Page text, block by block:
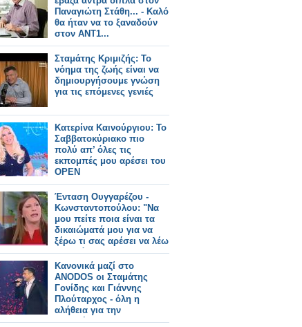
Παναγιώτη Στάθη... - Καλό
θα ήταν να το ξαναδούν
στον ΑΝΤ1...
Σταμάτης Κριμιζής: Το
νόημα της ζωής είναι να
δημιουργήσουμε γνώση
για τις επόμενες γενιές
Κατερίνα Καινούργιου: Το
Σαββατοκύριακο πιο
πολύ απ’ όλες τις
εκπομπές μου αρέσει του
ΟΡΕΝ
Ένταση Ουγγαρέζου -
Κωνσταντοπούλου: "Να
μου πείτε ποια είναι τα
δικαιώματά μου για να
ξέρω τι σας αρέσει να λέω
και τι όχι"
Κανονικά μαζί στο
ANODOS οι Σταμάτης
Γονίδης και Γιάννης
Πλούταρχος - όλη η
αλήθεια για την
παρεξήγηση που